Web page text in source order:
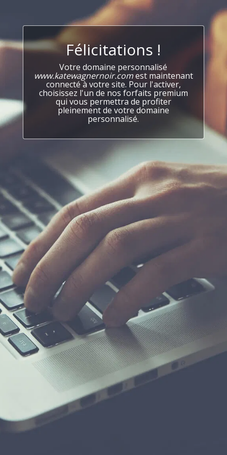
Félicitations !
Votre domaine personnalisé
www.katewagnernoir.comest maintenant
connecté à votre site. Pour l'activer,
choisissez l'un de nos forfaits premium
qui vous permettra de profiter
pleinement de votre domaine
personnalisé.